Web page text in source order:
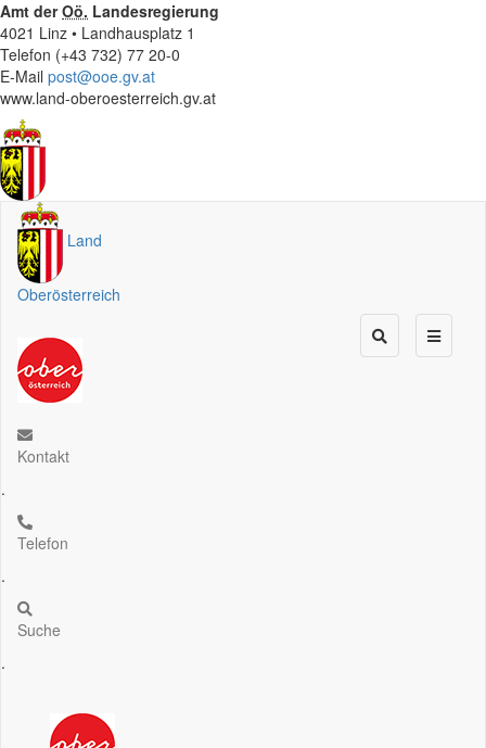
Amt derOö. Landesregierung
4021 Linz • Landhausplatz 1
Telefon (+43 732) 77 20-0
E-Mail post@ooe.gv.at
www.land-oberoesterreich.gv.at
Land
Oberösterreich
Kontakt
.
Telefon
.
Suche
.